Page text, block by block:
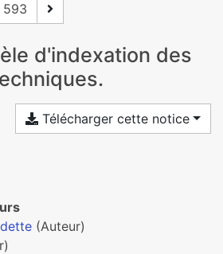
593
d'indexation des
Télécharger cette notice
(Auteur)